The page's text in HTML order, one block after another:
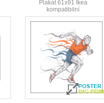
Plakát 61x91 Ikea
kompatibilní